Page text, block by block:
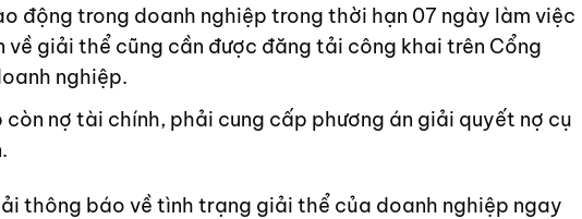
động trong doanh nghiệp trong thời hạn 07 ngày làm việc
giải thể cũng cần được đăng tải công khai trên Cổng
nghiệp.
nợ tài chính, phải cung cấp phương án giải quyết nợ cụ
thông báo về tình trạng giải thể của doanh nghiệp ngay